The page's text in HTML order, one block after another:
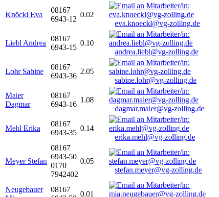
Knöckl Eva
08167
6943-12
0.02
eva.knoeckl@vg-zolling.de
Liebl Andrea
08167
6943-15
0.10
andrea.liebl@vg-zolling.de
Lohr Sabine
08167
6943-36
2.05
sabine.lohr@vg-zolling.de
Maier
Dagmar
08167
6943-16
1.08
dagmar.maier@vg-zolling.de
Mehl Erika
08167
6943-35
0.14
erika.mehl@vg-zolling.de
Meyer Stefan
08167
6943-50
0170
7942402
0.05
stefan.meyer@vg-zolling.de
Neugebauer
08167
0.01